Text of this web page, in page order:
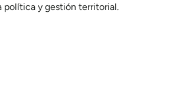
política y gestión territorial.